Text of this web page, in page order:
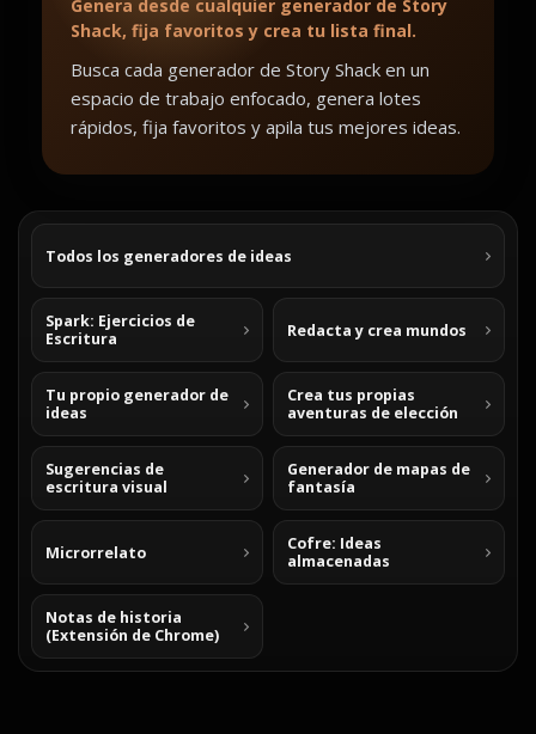
Genera desde cualquier generador de Story
Shack, fija favoritos y crea tu lista final.
Busca cada generador de Story Shack en un
espacio de trabajo enfocado, genera lotes
rápidos, fija favoritos y apila tus mejores ideas.
Todos los generadores de ideas
Spark: Ejercicios de
Escritura
Redacta y crea mundos
Tu propio generador de
ideas
Crea tus propias
aventuras de elección
Sugerencias de
escritura visual
Generador de mapas de
fantasía
Microrrelato
Cofre: Ideas
almacenadas
Notas de historia
(Extensión de Chrome)